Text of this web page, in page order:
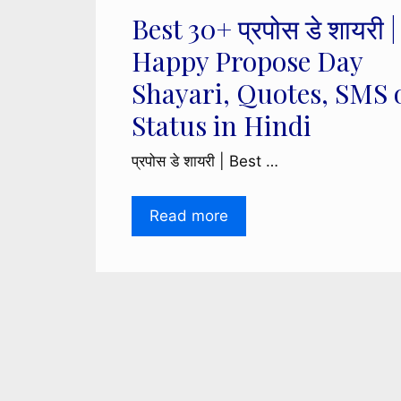
Best 30+ प्रपोस डे शायरी |
Happy Propose Day
Shayari, Quotes, SMS
Status in Hindi
प्रपोस डे शायरी | Best …
Read more